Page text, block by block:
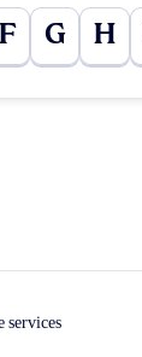
F G H
services